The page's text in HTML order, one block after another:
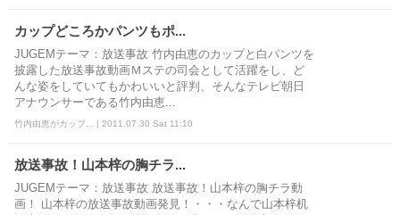
カップどころかパンツもポ...
JUGEMテーマ：放送事故 竹内由恵のカップと白パンツを
披露した放送事故動画Ｍステの司会として活躍をし、ど
んな姿をしていてもかわいいと評判、そんなテレビ朝日
アナウンサーである竹内由恵...
竹内由恵がカップ... | 2011.07.30 Sat 11:10
放送事故！山本梓の胸チラ...
JUGEMテーマ：放送事故 放送事故！山本梓の胸チラ動
画！ 山本梓の放送事故動画発見！・・・なんで山本梓机